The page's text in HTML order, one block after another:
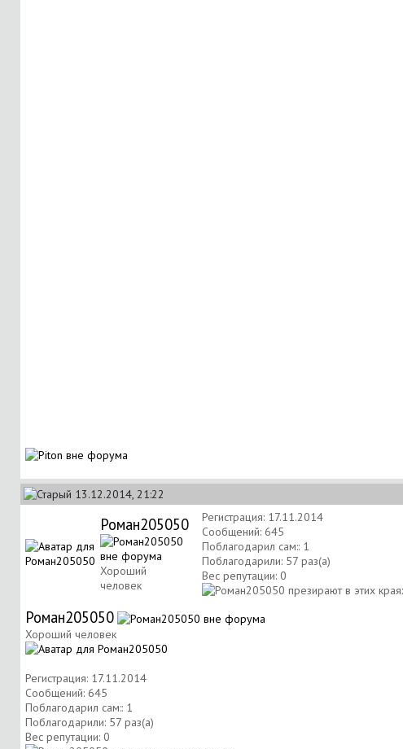
13.12.2014, 21:22
Роман205050
Хороший
человек
Регистрация: 17.11.2014
Сообщений: 645
Поблагодарил сам:: 1
Поблагодарили: 57 раз(а)
Вес репутации: 0
Роман205050
Хороший человек
Регистрация: 17.11.2014
Сообщений: 645
Поблагодарил сам:: 1
Поблагодарили: 57 раз(а)
Вес репутации: 0